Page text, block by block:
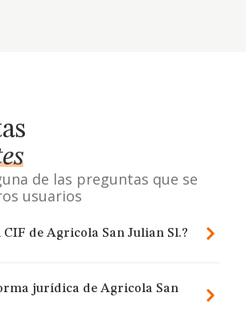
de las preguntas que se
usuarios
CIF de Agricola San Julian Sl.?
jurídica de Agricola San